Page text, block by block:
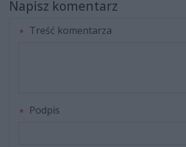
Napisz komentarz
Treść komentarza
Podpis